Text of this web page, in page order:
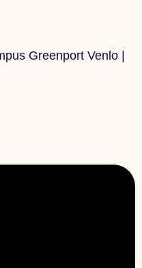
Greenport Venlo |